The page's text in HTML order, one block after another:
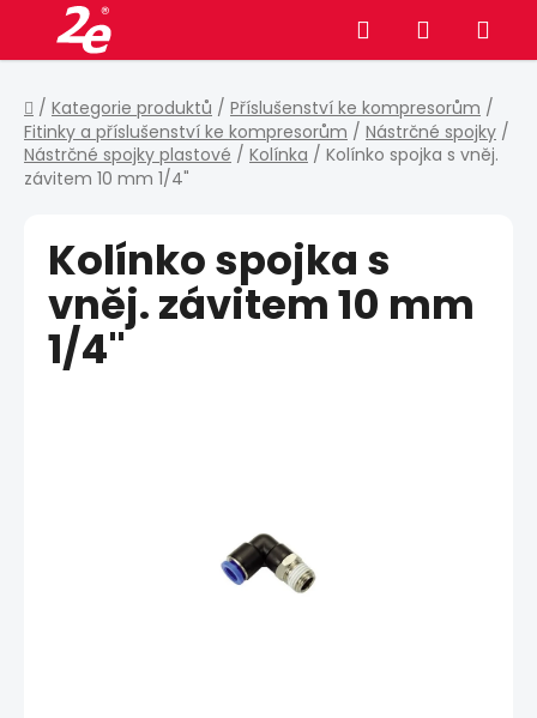
obsah
Hledat NÁKUPNÍ
KOŠÍK
Domů
/ Kategorie produktů / Příslušenství ke kompresorům /
Fitinky a příslušenství ke kompresorům / Nástrčné spojky /
Nástrčné spojky plastové / Kolínka / Kolínko spojka s vněj.
závitem 10 mm 1/4"
Kolínko spojka s
vněj. závitem 10 mm
1/4"